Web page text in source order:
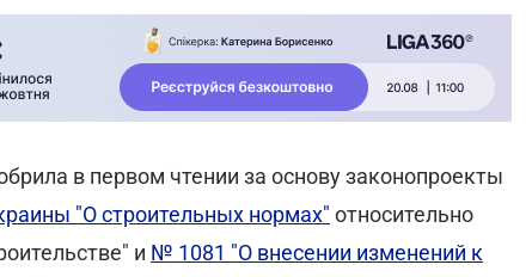
в первом чтении за основу законопроекты
"О строительных нормах" относительно
и № 1081 "О внесении изменений к